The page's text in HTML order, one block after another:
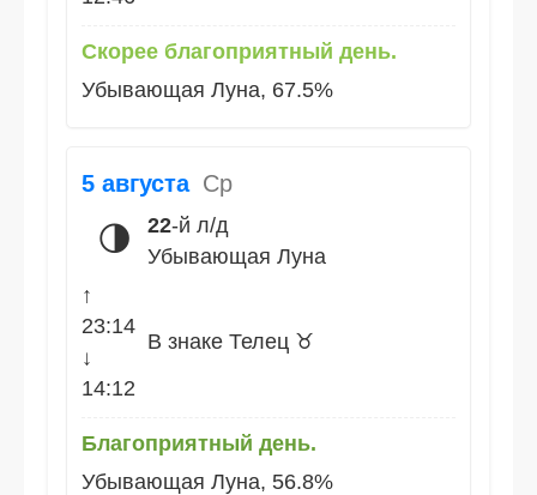
Скорее благоприятный день.
Убывающая Луна, 67.5%
5 августа Ср
🌗 22-й л/д
Убывающая Луна
↑
23:14
↓
14:12
В знаке Телец ♉
Благоприятный день.
Убывающая Луна, 56.8%